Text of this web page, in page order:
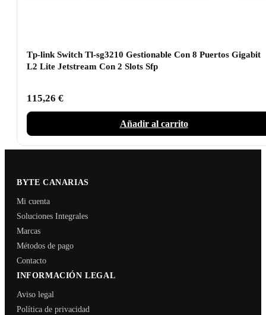
Tp-link Switch Tl-sg3210 Gestionable Con 8 Puertos Gigabit
L2 Lite Jetstream Con 2 Slots Sfp
115,26 €
Añadir al carrito
BYTE CANARIAS
Mi cuenta
Soluciones Integrales
Marcas
Métodos de pago
Contacto
INFORMACIÓN LEGAL
Aviso legal
Política de privacidad